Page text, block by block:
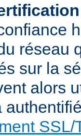
réseau
sur la
alors
SSL/